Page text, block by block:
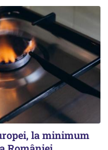
la minimum